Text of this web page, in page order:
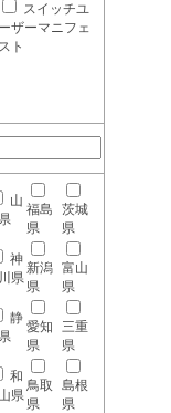
スイッチユ
ーザーマニフェ
スト
山
福島
県
茨城
県
神
県
新潟
県
富山
県
静
愛知
県
三重
県
和
県
鳥取
県
島根
県